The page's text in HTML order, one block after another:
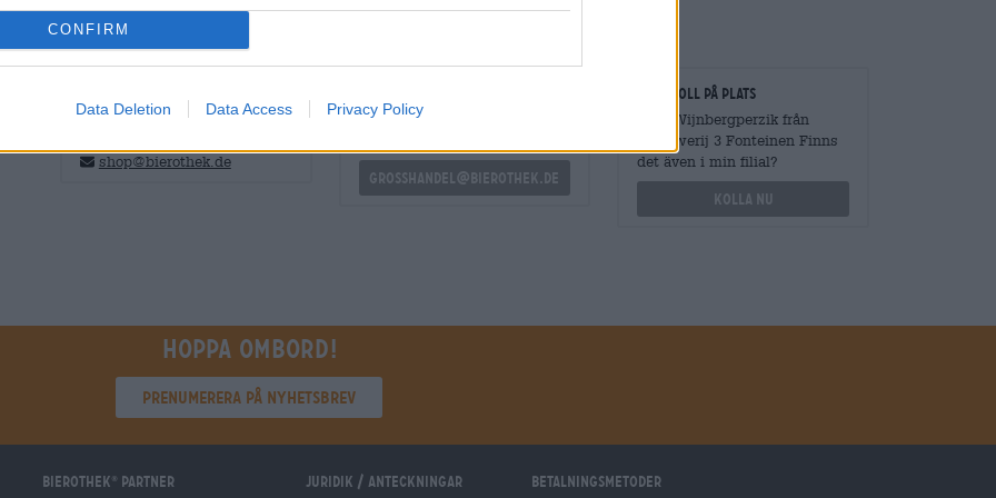
CONFIRM
Data Deletion Data Access Privacy Policy
Har du frågor om denna öl? Vi
shop@bierothek.de
Vill du köpa större kvantiteter
grosshandel@bierothek.de
Kontroll på plats
Vara Wijnbergperzik från
Brouwerij 3 Fonteinen Finns
det även i min filial?
Kolla nu
Hoppa ombord!
Prenumerera på nyhetsbrev
Bierothek partner Juridik / Anteckningar Betalningsmetoder